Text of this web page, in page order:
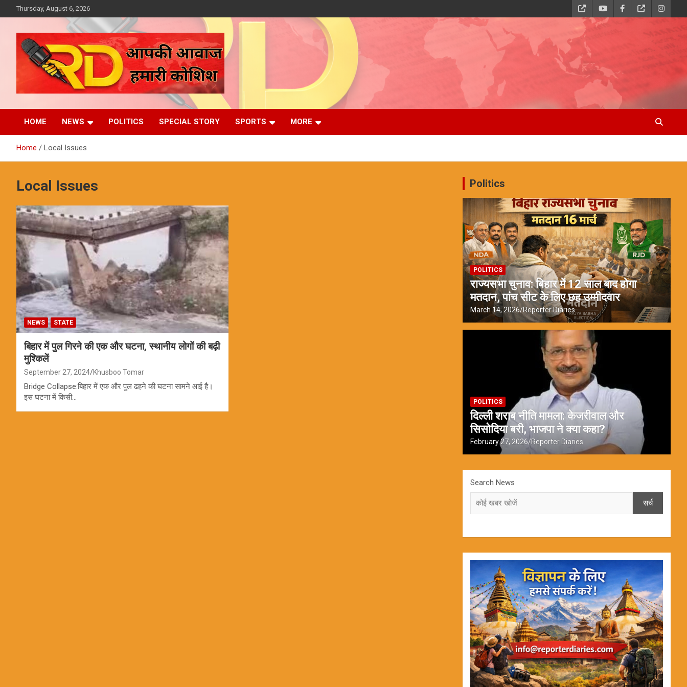
to
Thursday, August 6, 2026
Reporter Diaries
HOME NEWS POLITICS SPECIAL STORY SPORTS MORE
Home Local Issues
Local Issues
NEWS STATE
बिहार में पुल गिरने की एक और घटना, स्थानीय लोगों की बढ़ी
मुश्किलें
September 27, 2024 Khusboo Tomar
Bridge Collapse:बिहार में एक और पुल ढहने की घटना सामने आई है।
इस घटना में किसी…
Politics
POLITICS
राज्यसभा चुनाव: बिहार में 12 साल बाद होगा
मतदान, पांच सीट के लिए छह उम्मीदवार
March 14, 2026 Reporter Diaries
POLITICS
दिल्ली शराब नीति मामला: केजरीवाल और
सिसोदिया बरी, भाजपा ने क्या कहा?
February 27, 2026 Reporter Diaries
Search News
सर्च